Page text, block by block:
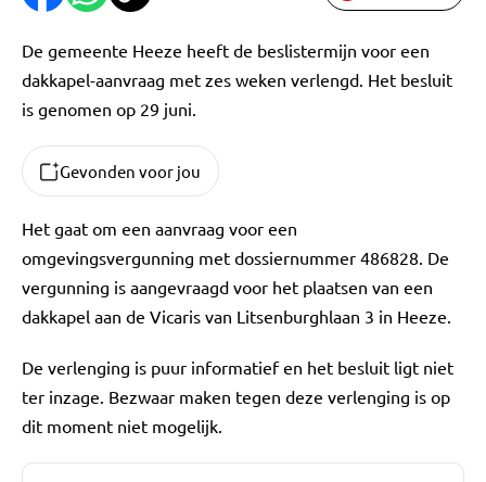
De gemeente Heeze heeft de beslistermijn voor een
dakkapel-aanvraag met zes weken verlengd. Het besluit
is genomen op 29 juni.
Gevonden voor jou
Het gaat om een aanvraag voor een
omgevingsvergunning met dossiernummer 486828. De
vergunning is aangevraagd voor het plaatsen van een
dakkapel aan de Vicaris van Litsenburghlaan 3 in Heeze.
De verlenging is puur informatief en het besluit ligt niet
ter inzage. Bezwaar maken tegen deze verlenging is op
dit moment niet mogelijk.